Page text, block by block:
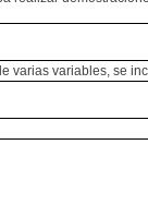
varias variables, se